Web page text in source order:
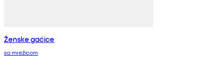
Ženske gaćice
sa mrežicom